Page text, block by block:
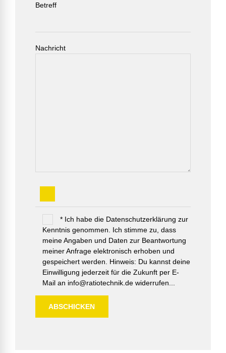
Betreff
Nachricht
* Ich habe die Datenschutzerklärung zur
Kenntnis genommen. Ich stimme zu, dass
meine Angaben und Daten zur Beantwortung
meiner Anfrage elektronisch erhoben und
gespeichert werden. Hinweis: Du kannst deine
Einwilligung jederzeit für die Zukunft per E-
Mail an info@ratiotechnik.de widerrufen...